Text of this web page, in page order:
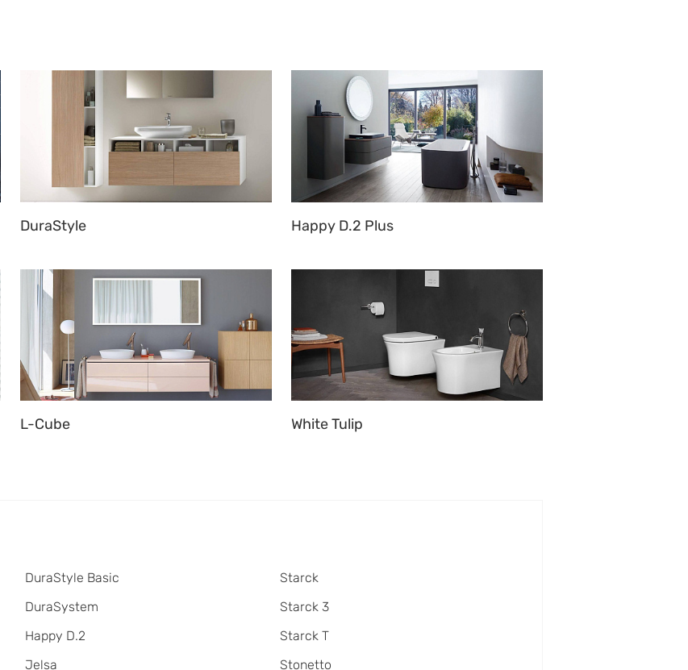
DuraStyle Happy D.2 Plus
L-Cube White Tulip
DuraStyle Basic
DuraSystem
Happy D.2
Jelsa
Starck
Starck 3
Starck T
Stonetto